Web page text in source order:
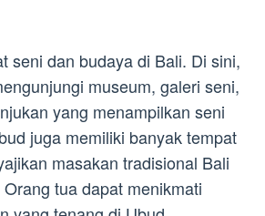
seni dan budaya di Bali. Di sini,
museum, galeri seni,
yang menampilkan seni
juga memiliki banyak tempat
masakan tradisional Bali
tua dapat menikmati